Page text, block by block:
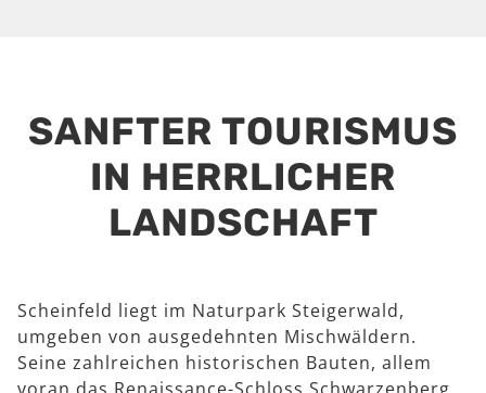
SANFTER TOURISMUS
IN HERRLICHER
LANDSCHAFT
Scheinfeld liegt im Naturpark Steigerwald,
umgeben von ausgedehnten Mischwäldern.
Seine zahlreichen historischen Bauten, allem